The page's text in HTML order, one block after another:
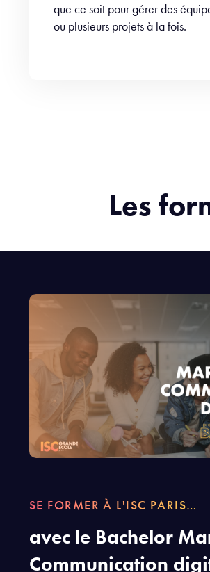
que ce soit pour gérer des
ou plusieurs projets à la fois.
Les
SE FORMER À L'ISC PARIS…
avec le Bachelor
Communication